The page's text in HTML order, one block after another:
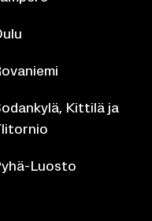
Kit­ti­lä ja
​Luosto